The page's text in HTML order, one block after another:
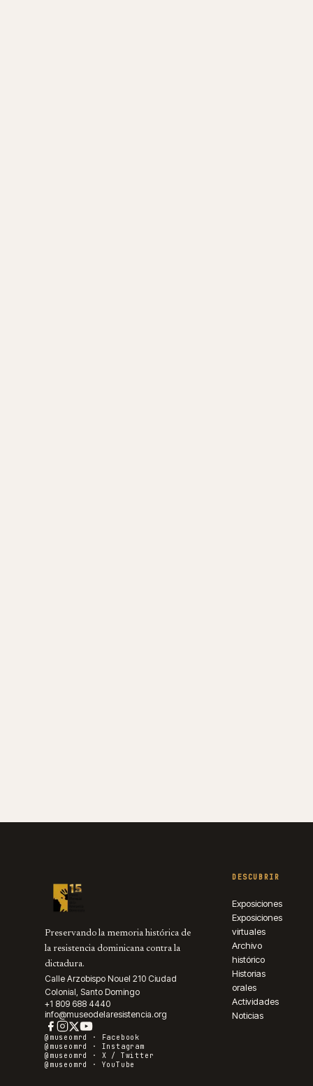
Preservando la memoria histórica de
la resistencia dominicana contra la
dictadura.
Calle Arzobispo Nouel 210 Ciudad
Colonial, Santo Domingo
+1 809 688 4440
info@museodelaresistencia.org
@museomrd ·
Facebook
@museomrd · Instagram
@museomrd · X / Twitter
@museomrd · YouTube
DESCUBRIR
Exposiciones
Exposiciones
virtuales
Archivo
histórico
Historias
orales
Actividades
Noticias